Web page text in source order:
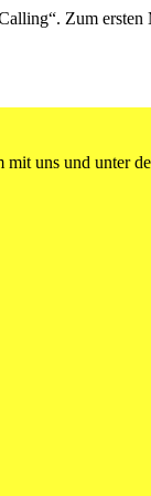
Zum
mit uns und unter